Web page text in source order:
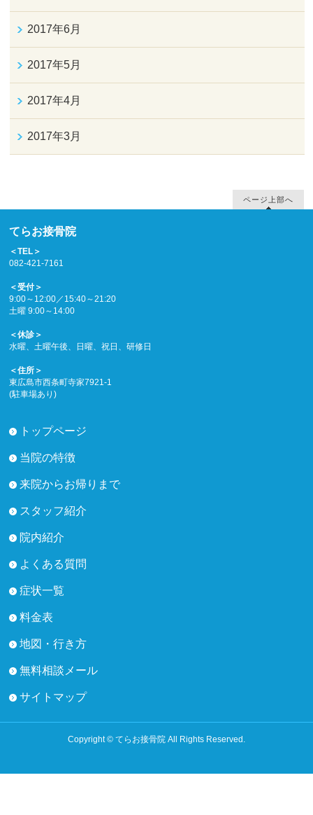
2017年6月
2017年5月
2017年4月
2017年3月
ページ上部へ
てらお接骨院
＜TEL＞
082-421-7161
＜受付＞
9:00～12:00／15:40～21:20
土曜 9:00～14:00
＜休診＞
水曜、土曜午後、日曜、祝日、研修日
＜住所＞
東広島市西条町寺家7921-1
(駐車場あり)
トップページ
当院の特徴
来院からお帰りまで
スタッフ紹介
院内紹介
よくある質問
症状一覧
料金表
地図・行き方
無料相談メール
サイトマップ
Copyright © てらお接骨院 All Rights Reserved.